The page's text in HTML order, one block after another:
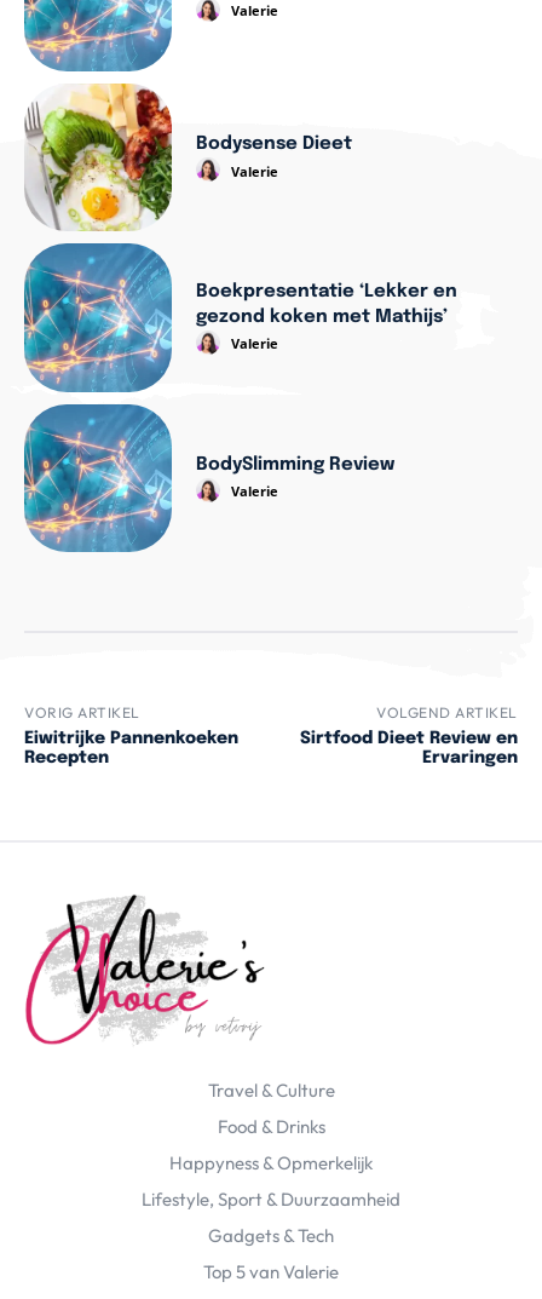
Valerie
Bodysense Dieet
Valerie
Boekpresentatie ‘Lekker en
gezond koken met Mathijs’
Valerie
BodySlimming Review
Valerie
VORIG ARTIKEL
Eiwitrijke Pannenkoeken
Recepten
VOLGEND ARTIKEL
Sirtfood Dieet Review en
Ervaringen
Travel & Culture
Food & Drinks
Happyness & Opmerkelijk
Lifestyle, Sport & Duurzaamheid
Gadgets & Tech
Top 5 van Valerie